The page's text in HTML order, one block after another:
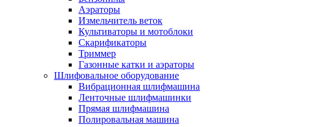
Аэраторы
Измельчитель веток
Культиваторы и мотоблоки
Скарификаторы
Триммер
Газонные катки и аэраторы
Шлифовальное оборудование
Вибрационная шлифмашина
Ленточные шлифмашинки
Прямая шлифмашина
Полировальная машина